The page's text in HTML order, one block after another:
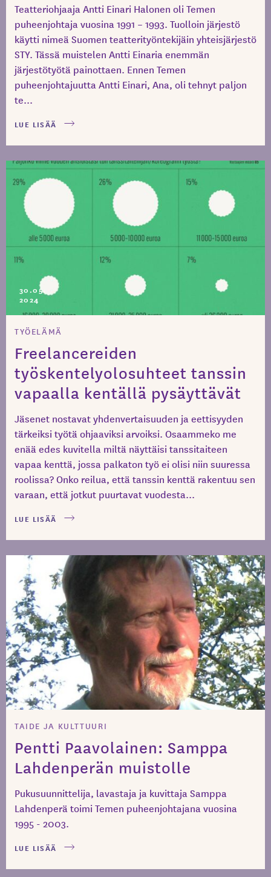
Teatteriohjaaja Antti Einari Halonen oli Temen
puheenjohtaja vuosina 1991 – 1993. Tuolloin järjestö
käytti nimeä Suomen teatterityöntekijäin yhteisjärjestö
STY. Tässä muistelen Antti Einaria enemmän
järjestötyötä painottaen. Ennen Temen
puheenjohtajuutta Antti Einari, Ana, oli tehnyt paljon
te...
LUE LISÄÄ
30.05.
2024
TYÖELÄMÄ
Freelancereiden
työskentelyolosuhteet tanssin
vapaalla kentällä pysäyttävät
Jäsenet nostavat yhdenvertaisuuden ja eettisyyden
tärkeiksi työtä ohjaaviksi arvoiksi. Osaammeko me
enää edes kuvitella miltä näyttäisi tanssitaiteen
vapaa kenttä, jossa palkaton työ ei olisi niin suuressa
roolissa? Onko reilua, että tanssin kenttä rakentuu sen
varaan, että jotkut puurtavat vuodesta...
LUE LISÄÄ
08.05.
2024
TAIDE JA KULTTUURI
Pentti Paavolainen: Samppa
Lahdenperän muistolle
Pukusuunnittelija, lavastaja ja kuvittaja Samppa
Lahdenperä toimi Temen puheenjohtajana vuosina
1995 - 2003.
LUE LISÄÄ